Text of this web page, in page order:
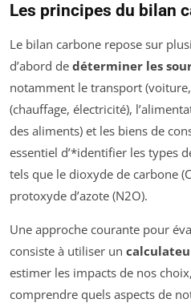
Les principes du bilan
Le bilan carbone repose sur
d’abord de déterminer les
notamment le transport
(chauffage, électricité),
des aliments) et les biens de
essentiel d’*identifier les types
tels que le dioxyde de carbone
protoxyde d’azote (N2O).
Une approche courante pour
consiste à utiliser un
estimer les impacts de nos
comprendre quels aspects de